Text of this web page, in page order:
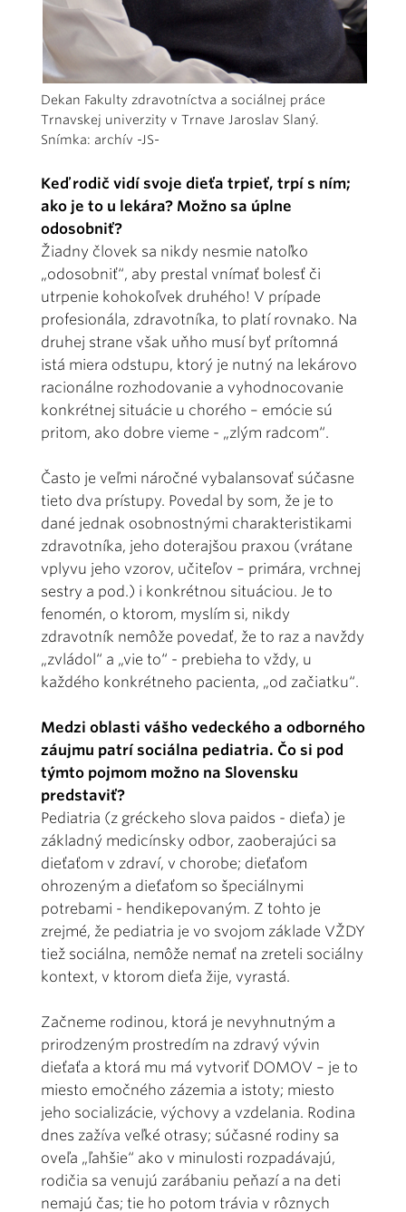
Dekan Fakulty zdravotníctva a sociálnej práce
Trnavskej univerzity v Trnave Jaroslav Slaný.
Snímka: archív -JS-
Keď rodič vidí svoje dieťa trpieť, trpí s ním;
ako je to u lekára? Možno sa úplne
odosobniť?
Žiadny človek sa nikdy nesmie natoľko
„odosobniť“, aby prestal vnímať bolesť či
utrpenie kohokoľvek druhého! V prípade
profesionála, zdravotníka, to platí rovnako. Na
druhej strane však uňho musí byť prítomná
istá miera odstupu, ktorý je nutný na lekárovo
racionálne rozhodovanie a vyhodnocovanie
konkrétnej situácie u chorého – emócie sú
pritom, ako dobre vieme - „zlým radcom“.
Často je veľmi náročné vybalansovať súčasne
tieto dva prístupy. Povedal by som, že je to
dané jednak osobnostnými charakteristikami
zdravotníka, jeho doterajšou praxou (vrátane
vplyvu jeho vzorov, učiteľov – primára, vrchnej
sestry a pod.) i konkrétnou situáciou. Je to
fenomén, o ktorom, myslím si, nikdy
zdravotník nemôže povedať, že to raz a navždy
„zvládol“ a „vie to“ - prebieha to vždy, u
každého konkrétneho pacienta, „od začiatku“.
Medzi oblasti vášho vedeckého a odborného
záujmu patrí sociálna pediatria. Čo si pod
týmto pojmom možno na Slovensku
predstaviť?
Pediatria (z gréckeho slova paidos - dieťa) je
základný medicínsky odbor, zaoberajúci sa
dieťaťom v zdraví, v chorobe; dieťaťom
ohrozeným a dieťaťom so špeciálnymi
potrebami - hendikepovaným. Z tohto je
zrejmé, že pediatria je vo svojom základe VŽDY
tiež sociálna, nemôže nemať na zreteli sociálny
kontext, v ktorom dieťa žije, vyrastá.
Začneme rodinou, ktorá je nevyhnutným a
prirodzeným prostredím na zdravý vývin
dieťaťa a ktorá mu má vytvoriť DOMOV – je to
miesto emočného zázemia a istoty; miesto
jeho socializácie, výchovy a vzdelania. Rodina
dnes zažíva veľké otrasy; súčasné rodiny sa
oveľa „ľahšie“ ako v minulosti rozpadávajú,
rodičia sa venujú zarábaniu peňazí a na deti
nemajú čas; tie ho potom trávia v rôznych